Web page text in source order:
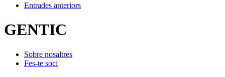
Entrades anteriors
GENTIC
Sobre nosaltres
Fes-te soci